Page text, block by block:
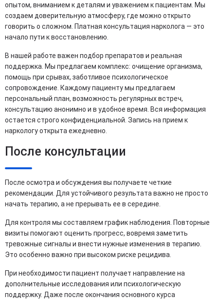
опытом, вниманием к деталям и уважением к пациентам. Мы
создаем доверительную атмосферу, где можно открыто
говорить о сложном. Платная консультация нарколога — это
начало пути к восстановлению.
В нашей работе важен подбор препаратов и реальная
поддержка. Мы предлагаем комплекс: очищение организма,
помощь при срывах, заботливое психологическое
сопровождение. Каждому пациенту мы предлагаем
персональный план, возможность регулярных встреч,
консультацию анонимно и в удобное время. Вся информация
остается строго конфиденциальной. Запись на прием к
наркологу открыта ежедневно.
После консультации
После осмотра и обсуждения вы получаете четкие
рекомендации. Для устойчивого результата важно не просто
начать терапию, а не прерывать ее в середине.
Для контроля мы составляем график наблюдения. Повторные
визиты помогают оценить прогресс, вовремя заметить
тревожные сигналы и внести нужные изменения в терапию.
Это особенно важно при высоком риске рецидива.
При необходимости пациент получает направление на
дополнительные исследования или психологическую
поддержку. Даже после окончания основного курса